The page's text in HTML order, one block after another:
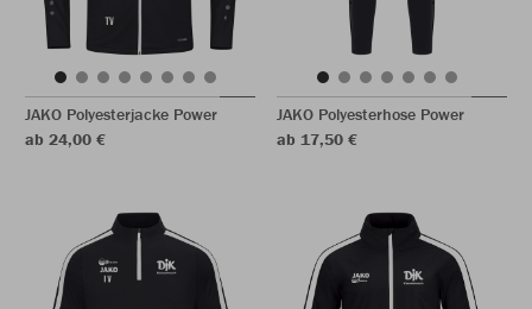
JAKO Polyesterjacke Power
ab 24,00 €
JAKO Polyesterhose Power
ab 17,50 €